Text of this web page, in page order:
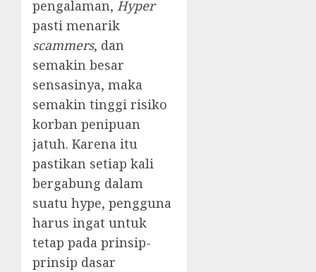
pengalaman, Hyper
pasti menarik
scammers, dan
semakin besar
sensasinya, maka
semakin tinggi risiko
korban penipuan
jatuh. Karena itu
pastikan setiap kali
bergabung dalam
suatu hype, pengguna
harus ingat untuk
tetap pada prinsip-
prinsip dasar